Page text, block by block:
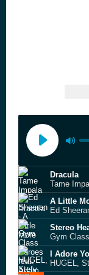
Dracula
Tame
A Little
Ed
Stereo
Gym